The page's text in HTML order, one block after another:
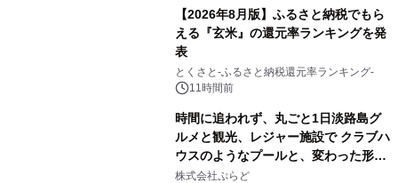
【2026年8月版】ふるさと納税でもら
える『玄米』の還元率ランキングを発
表
とくさと-ふるさと納税還元率ランキング-
11時間前
時間に追われず、丸ごと1日淡路島グ
ルメと観光、レジャー施設で クラブハ
ウスのようなプールと、変わった形の
サウナも 「THE BOXY AWAJI」のお
株式会社ぷらど